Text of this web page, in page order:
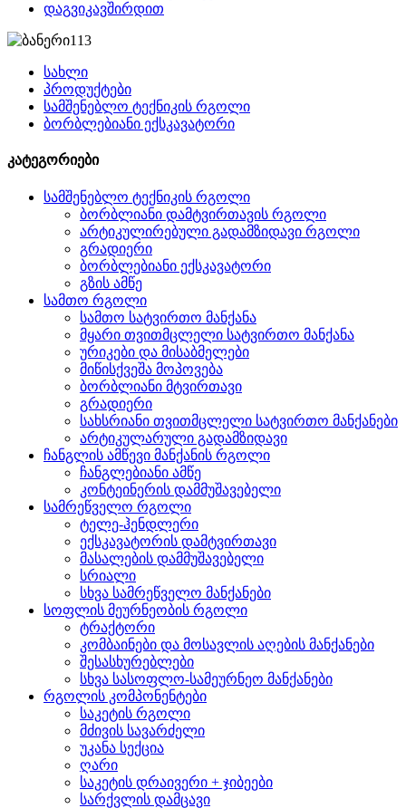
დაგვიკავშირდით
სახლი
პროდუქტები
სამშენებლო ტექნიკის რგოლი
ბორბლებიანი ექსკავატორი
კატეგორიები
სამშენებლო ტექნიკის რგოლი
ბორბლიანი დამტვირთავის რგოლი
არტიკულირებული გადამზიდავი რგოლი
გრადიერი
ბორბლებიანი ექსკავატორი
გზის ამწე
სამთო რგოლი
სამთო სატვირთო მანქანა
მყარი თვითმცლელი სატვირთო მანქანა
ურიკები და მისაბმელები
მიწისქვეშა მოპოვება
ბორბლიანი მტვირთავი
გრადიერი
სახსრიანი თვითმცლელი სატვირთო მანქანები
არტიკულარული გადამზიდავი
ჩანგლის ამწევი მანქანის რგოლი
ჩანგლებიანი ამწე
კონტეინერის დამმუშავებელი
სამრეწველო რგოლი
ტელე-ჰენდლერი
ექსკავატორის დამტვირთავი
მასალების დამმუშავებელი
სრიალი
სხვა სამრეწველო მანქანები
სოფლის მეურნეობის რგოლი
ტრაქტორი
კომბაინები და მოსავლის აღების მანქანები
შესასხურებლები
სხვა სასოფლო-სამეურნეო მანქანები
რგოლის კომპონენტები
საკეტის რგოლი
მძივის სავარძელი
უკანა სექცია
ღარი
საკეტის დრაივერი + ჯიბეები
სარქვლის დამცავი